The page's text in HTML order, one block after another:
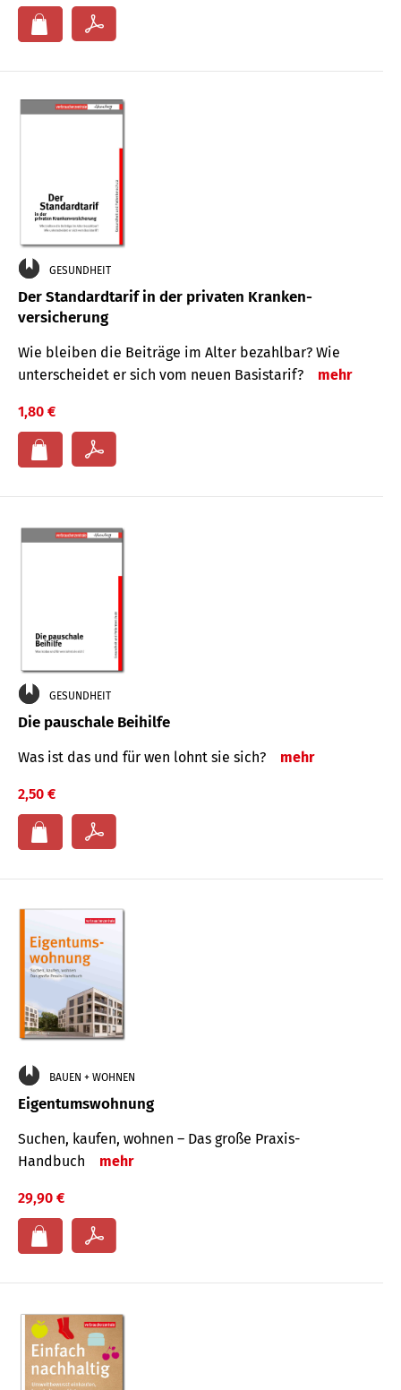
GESUNDHEIT
Der Standard­tarif in der privaten Kranken­
versicherung
Wie bleiben die Beiträge im Alter bezahlbar? Wie
unterscheidet er sich vom neuen Basistarif?
mehr
1,80 €
GESUNDHEIT
Die pauschale Beihilfe
Was ist das und für wen lohnt sie sich? mehr
2,50 €
BAUEN + WOHNEN
Eigentumswohnung
Suchen, kaufen, wohnen – Das große Praxis-
Handbuch
mehr
29,90 €